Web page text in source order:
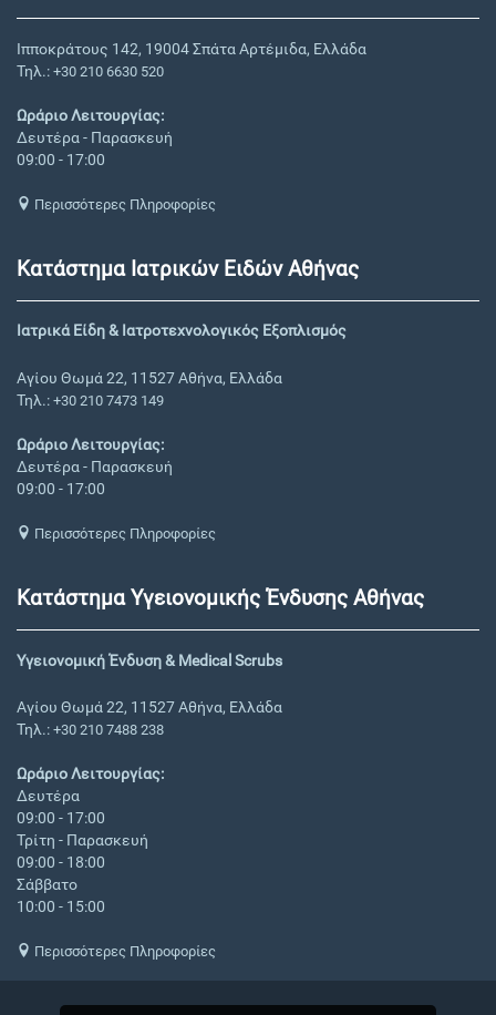
Ιπποκράτους 142, 19004 Σπάτα Αρτέμιδα, Ελλάδα
Τηλ.: +30 210 6630 520
Ωράριο Λειτουργίας:
Δευτέρα - Παρασκευή
09:00 - 17:00
Περισσότερες Πληροφορίες
Κατάστημα Ιατρικών Ειδών Αθήνας
Ιατρικά Είδη & Ιατροτεχνολογικός Εξοπλισμός
Αγίου Θωμά 22, 11527 Αθήνα, Ελλάδα
Τηλ.: +30 210 7473 149
Ωράριο Λειτουργίας:
Δευτέρα - Παρασκευή
09:00 - 17:00
Περισσότερες Πληροφορίες
Κατάστημα Υγειονομικής Ένδυσης Αθήνας
Υγειονομική Ένδυση & Medical Scrubs
Αγίου Θωμά 22, 11527 Αθήνα, Ελλάδα
Τηλ.: +30 210 7488 238
Ωράριο Λειτουργίας:
Δευτέρα
09:00 - 17:00
Τρίτη - Παρασκευή
09:00 - 18:00
Σάββατο
10:00 - 15:00
Περισσότερες Πληροφορίες